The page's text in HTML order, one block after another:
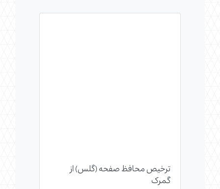
ترخیص محافظ صفحه (گلس) از
گمرک